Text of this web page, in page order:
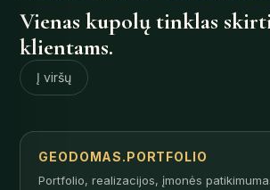
Vienas kupolų tinklas
klientams.
Į viršų
GEODOMAS.PORTFOLIO
Portfolio, realizacijos, įmonės